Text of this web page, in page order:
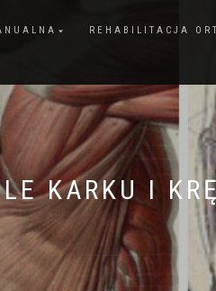
REHABILITACJA
KARKU I